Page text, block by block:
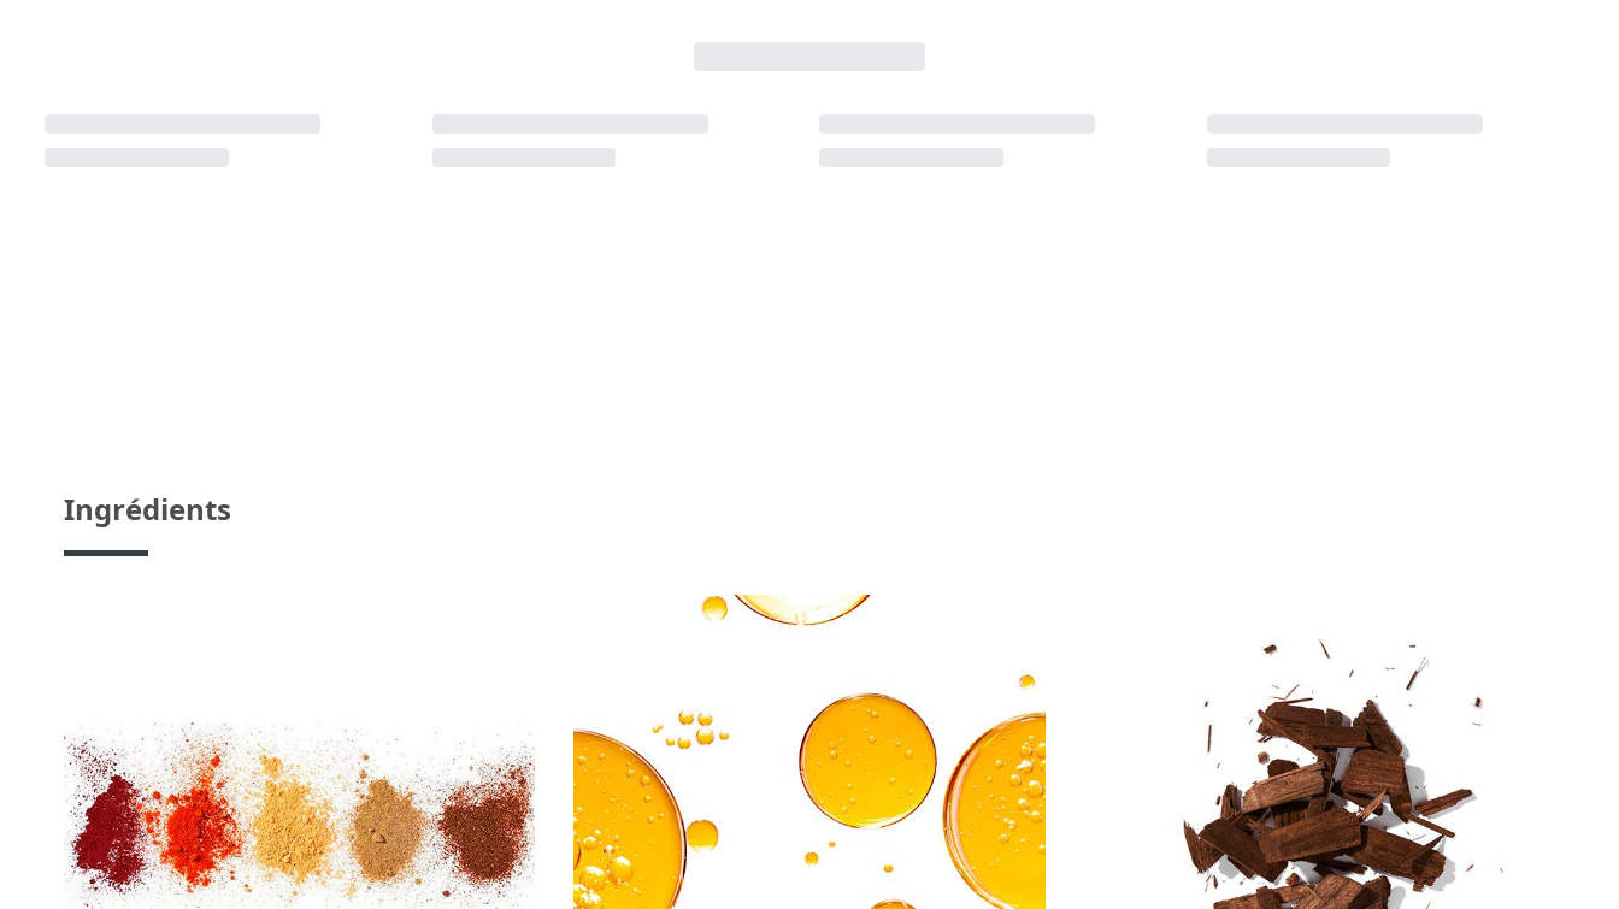
Ingrédients